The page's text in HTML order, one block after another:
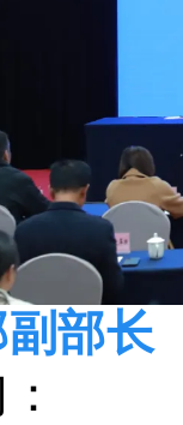
副部